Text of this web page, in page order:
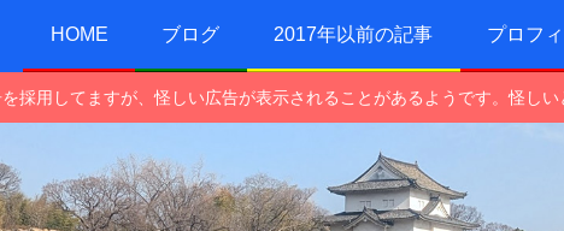
HOME ブログ 2017年以前の記事 プロフ
採用してますが、怪しい広告が表示されることがあるようです。怪しい